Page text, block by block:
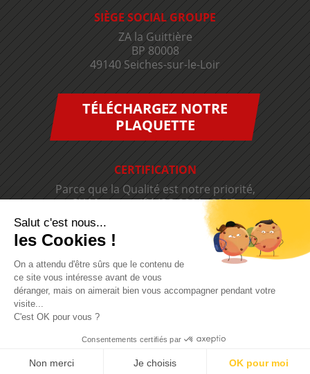
Salut c'est nous...
les Cookies !
On a attendu d'être sûrs que le contenu de
ce site vous intéresse avant de vous
déranger, mais on aimerait bien vous accompagner pendant votre
visite...
C'est OK pour vous ?
Consentements certifiés par
Non merci Je choisis OK pour moi
SIÈGE SOCIAL GROUPE
ZA la Guittière
BP 80008
49140 Seiches-sur-le-Loir
TÉLÉCHARGEZ NOTRE
PLAQUETTE
CERTIFICATION
Parce que la Qualité est notre priorité,
SIAM est certifié ISO 9001 v2015.